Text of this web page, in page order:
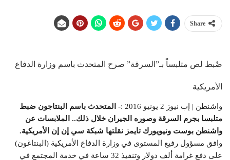
Share
ضُبط لص متلبساً بـ”السرقة” صرح المتحدث باسم وزارة الدفاع
الأمريكية
واشنطن | إب نيوز 2 يونيو 2016 :-
المتحدث باسم البنتاجون ضبط
متلبسا بجرم السرقة وصوره الجيران خلال ذلك.. الملابسات عن
واشنطن بوست ونيويورك تايمز نقلتها شبكة سي إن إن الأمريكية.
وافق مسؤول رفيع المستوى في وزارة الدفاع الأمريكية (البنتاغون)
على دفع غرامة ألف دولار وتنفيذ 32 ساعة في خدمة المجتمع في